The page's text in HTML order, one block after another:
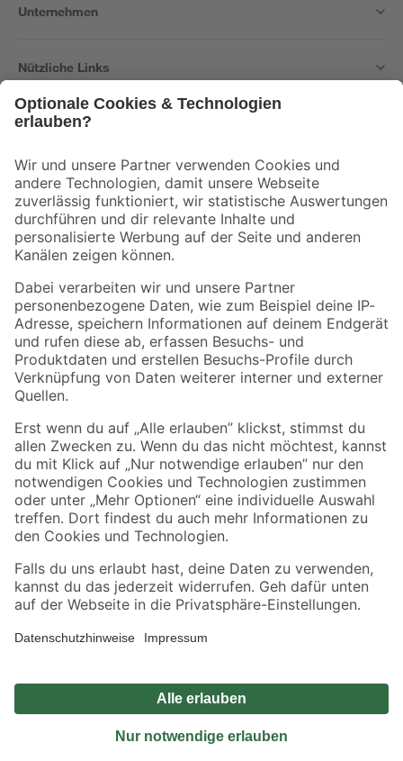
Unternehmen
Nützliche Links
Der toom Newsletter: Keine Angebote und Aktionen mehr verpassen!
Zur Newsletter Anmeldung
Folge uns
Zahlungsarten Versandarten
Sicher einkaufen
Jetzt die toom-App herunterladen
Alle Preisangaben in EUR inkl. gesetzl. MwSt.. Die dargestellten Angebote sind unter
Umständen nicht in allen Märkten verfügbar. Die angegebenen Verfügbarkeiten beziehen
Produkte nur solange der Vorrat reicht.
*Paketversand ab 59 € versandkostenfrei, gilt nicht für Artikel mit Speditionsversand, hier
Privatsphäre Impressum
Nutzungsbedingungen
Widerrufsrecht
Vertrag widerrufen